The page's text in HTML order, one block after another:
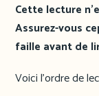
Cette lecture
Assurez-vous
faille avant de
Voici l’ordre de